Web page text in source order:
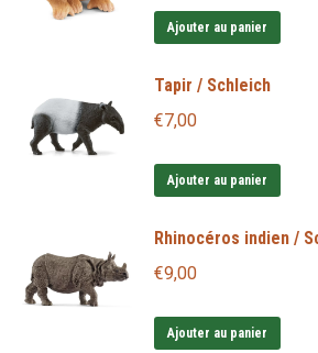
Ajouter au panier
Tapir / Schleich
€7,00
Ajouter au panier
Rhinocéros indien /
€9,00
Ajouter au panier